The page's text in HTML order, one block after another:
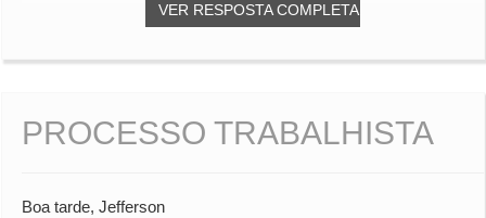
VER RESPOSTA COMPLETA
PROCESSO TRABALHISTA
Boa tarde, Jefferson